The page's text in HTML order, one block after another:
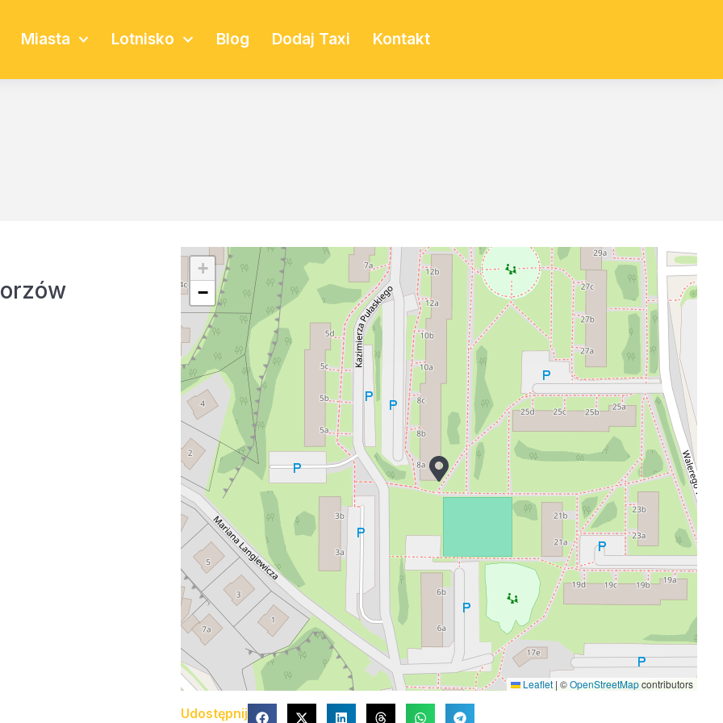
Miasta Lotnisko Blog Dodaj Taxi Kontakt
+
−
Leaflet | ©OpenStreetMapcontributors
Udostępnij